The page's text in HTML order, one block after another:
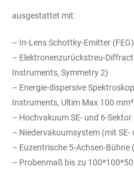
ausgestattet mit
– In-Lens Schottky-Emitter (FEG)
– Elektronenzurückstreu-
Instruments, Symmetry 2)
– Energie-dispersive
Instruments, Ultim Max 100
– Hochvakuum SE- und 6-Sektor
– Niedervakuumsystem (mit SE-
– Euzentrische 5-Achsen-
– Probenmaß bis zu